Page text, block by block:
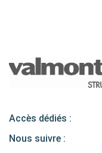
Accès dédiés :
Nous suivre :